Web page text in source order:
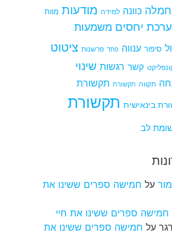
חמלה כוונה למידה מודעות מוות
יחסים משמעות
סיפור ענווה פחד פרשנות ציטוט
קשר רגשות שינוי
תקווה תקשורת תקשורת
בינאישית תקשורת
לב
על חמישה ספרים ששינו את
חמישה ספרים ששינו את חיי
על חמישה ספרים ששינו את